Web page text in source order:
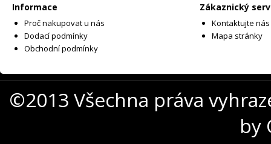
Informace
Proč nakupovat u nás
Dodací podmínky
Obchodní podmínky
Zákaznický
Kontaktujte nás
Mapa stránky
©2013 Všechna práva
by